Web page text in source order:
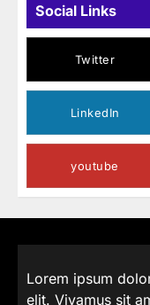
Social Links
Twitter
LinkedIn
youtube
Lorem ipsum
elit. Vivamus sit